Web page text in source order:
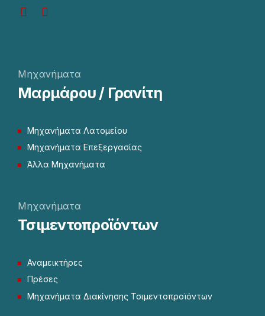
Μηχανήματα
Μαρμάρου / Γρανίτη
Μηχανήματα Λατομείου
Μηχανήματα Επεξεργασίας
Άλλα Μηχανήματα
Μηχανήματα
Τσιμεντοπροϊόντων
Αναμεικτήρες
Πρέσες
Μηχανήματα Διακίνησης Τσιμεντοπροϊόντων